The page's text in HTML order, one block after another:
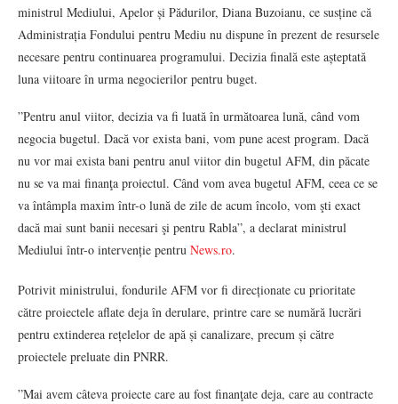
ministrul Mediului, Apelor și Pădurilor, Diana Buzoianu, ce susține că
Administrația Fondului pentru Mediu nu dispune în prezent de resursele
necesare pentru continuarea programului. Decizia finală este așteptată
luna viitoare în urma negocierilor pentru buget.
”Pentru anul viitor, decizia va fi luată în următoarea lună, când vom
negocia bugetul. Dacă vor exista bani, vom pune acest program. Dacă
nu vor mai exista bani pentru anul viitor din bugetul AFM, din păcate
nu se va mai finanţa proiectul. Când vom avea bugetul AFM, ceea ce se
va întâmpla maxim într-o lună de zile de acum încolo, vom şti exact
dacă mai sunt banii necesari şi pentru Rabla”, a declarat ministrul
Mediului într-o intervenție pentru News.ro.
Potrivit ministrului, fondurile AFM vor fi direcționate cu prioritate
către proiectele aflate deja în derulare, printre care se numără lucrări
pentru extinderea rețelelor de apă și canalizare, precum și către
proiectele preluate din PNRR.
”Mai avem câteva proiecte care au fost finanţate deja, care au contracte